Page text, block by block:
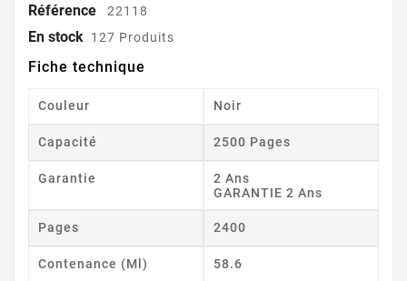
Référence 22118
En stock 127 Produits
Fiche technique
Couleur Noir
Capacité 2500 Pages
Garantie
2 Ans
GARANTIE 2 Ans
Pages 2400
Contenance (ml) 58.6